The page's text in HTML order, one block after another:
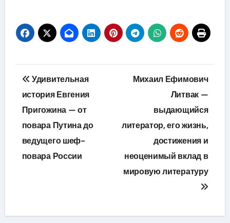
Навигация
по
записям
Удивительная
история Евгения
Пригожина — от
повара Путина до
ведущего шеф-
повара России
Михаил Ефимович
Литвак —
выдающийся
литератор, его жизнь,
достижения и
неоценимый вклад в
мировую литературу